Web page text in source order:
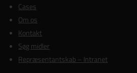
Cases
Om os
Kontakt
Søg midler
Repræsentantskab – Intranet